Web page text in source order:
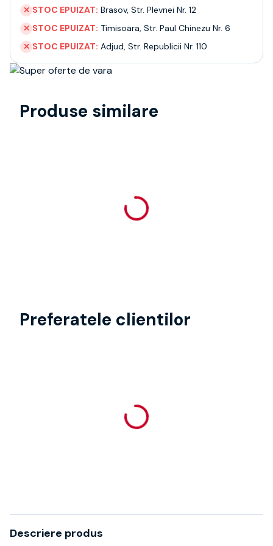
✕ STOC EPUIZAT: Brasov, Str. Plevnei Nr. 12
✕ STOC EPUIZAT: Timisoara, Str. Paul Chinezu Nr. 6
✕ STOC EPUIZAT: Adjud, Str. Republicii Nr. 110
Produse similare
Preferatele clientilor
Descriere produs